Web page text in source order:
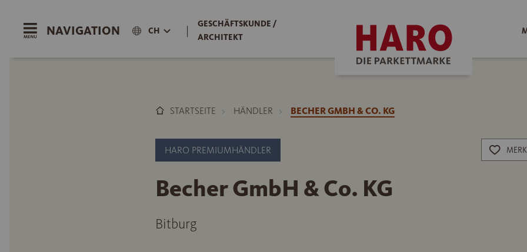
NAVIGATION CH |
GESCHÄFTSKUNDE /
ARCHITEKT
STARTSEITE HÄNDLER BECHER GMBH & CO. KG
HARO PREMIUMHÄNDLER
Becher GmbH & Co. KG
Bitburg